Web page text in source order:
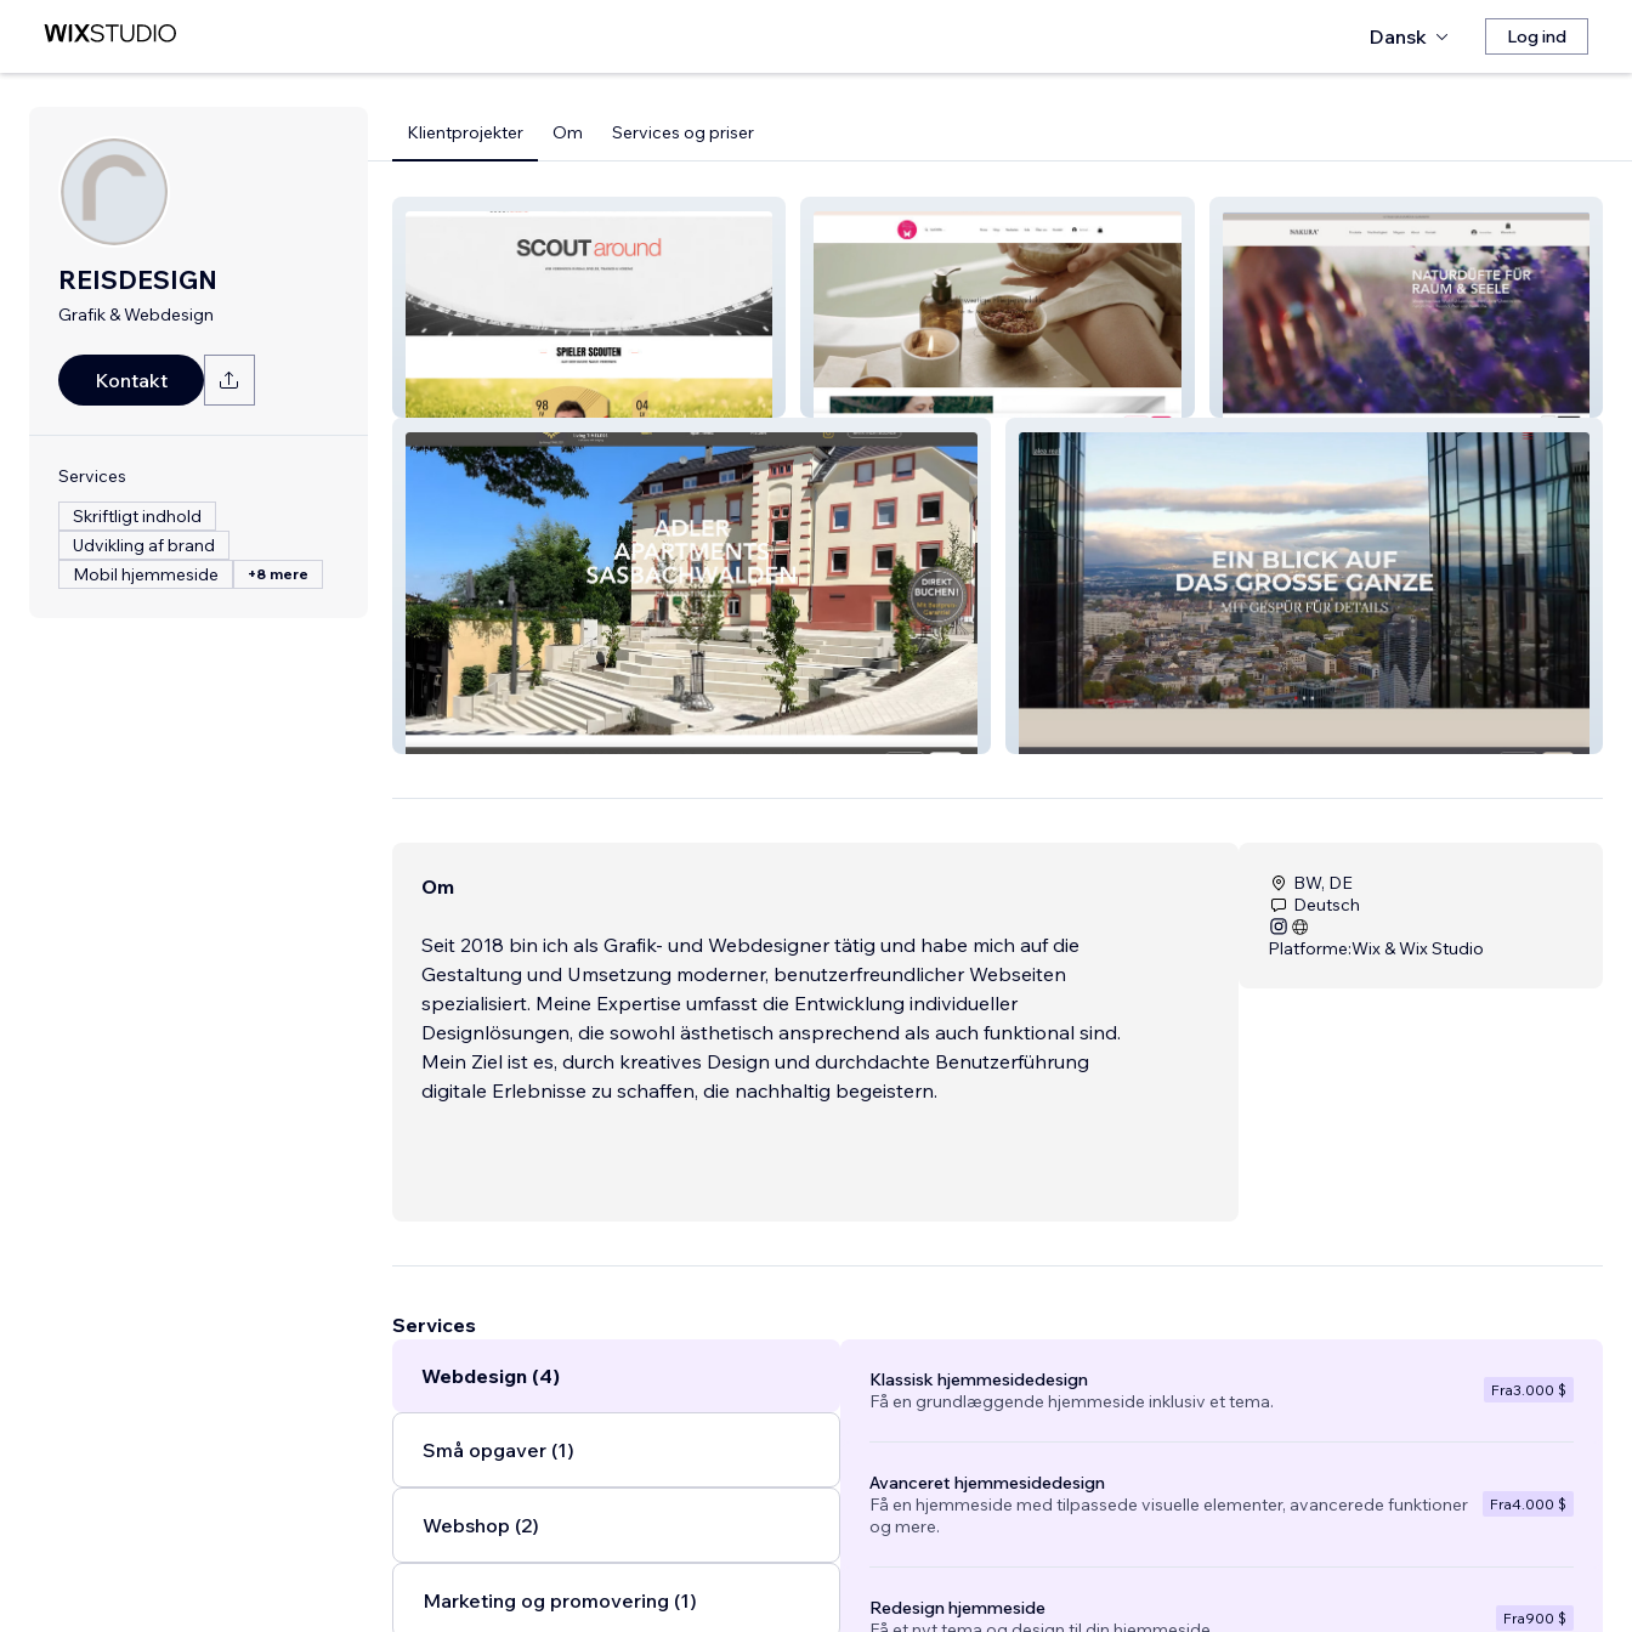
Dansk Log ind
REISDESIGN
Grafik & Webdesign
Kontakt
Services
Skriftligt indhold
Udvikling af brand
Mobil hjemmeside
+8 mere
Klientprojekter Om Services og priser
Scoutaround ASC Beautybox NAKURA
Adler Sasbachwalden
Om
Seit 2018 bin ich als Grafik- und Webdesigner tätig und habe mich auf die
Gestaltung und Umsetzung moderner, benutzerfreundlicher Webseiten
spezialisiert. Meine Expertise umfasst die Entwicklung individueller
Designlösungen, die sowohl ästhetisch ansprechend als auch funktional sind.
Mein Ziel ist es, durch kreatives Design und durchdachte Benutzerführung
digitale Erlebnisse zu schaffen, die nachhaltig begeistern.
BW, DE
Deutsch
Platforme:Wix & Wix Studio
Services
Webdesign (4)
Små opgaver (1)
Webshop (2)
Marketing og promovering (1)
Klassisk hjemmesidedesign
Få en grundlæggende hjemmeside inklusiv et tema.
Fra3.000 $
Avanceret hjemmesidedesign
Få en hjemmeside med tilpassede visuelle elementer, avancerede funktioner
og mere.
Fra4.000 $
Redesign hjemmeside
Fra900 $